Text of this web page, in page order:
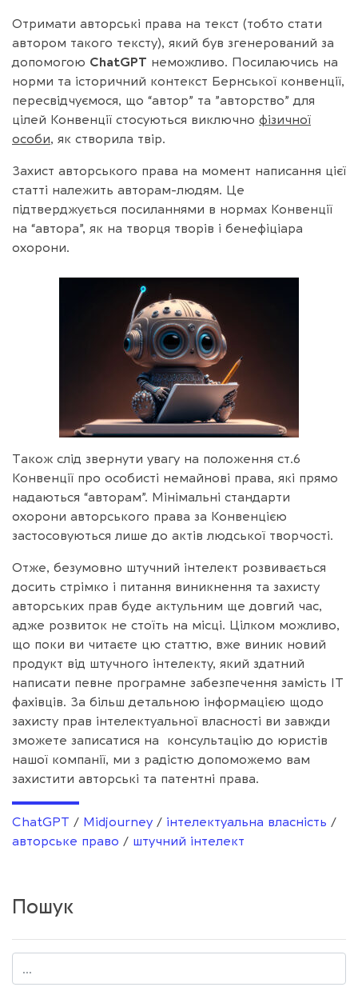
Отримати авторські права на текст (тобто стати
автором такого тексту), який був згенерований за
допомогою ChatGPT неможливо. Посилаючись на
норми та історичний контекст Бернської конвенції,
пересвідчуємося, що “автор” та ”авторство” для
цілей Конвенції стосуються виключно фізичної
особи, як створила твір.
Захист авторського права на момент написання цієї
статті належить авторам-людям. Це
підтверджується посиланнями в нормах Конвенції
на “автора”, як на творця творів і бенефіціара
охорони.
Також слід звернути увагу на положення ст.6
Конвенції про особисті немайнові права, які прямо
надаються “авторам”. Мінімальні стандарти
охорони авторського права за Конвенцією
застосовуються лише до актів людської творчості.
Отже, безумовно штучний інтелект розвивається
досить стрімко і питання виникнення та захисту
авторських прав буде актульним ще довгий час,
адже розвиток не стоїть на місці. Цілком можливо,
що поки ви читаєте цю статтю, вже виник новий
продукт від штучного інтелекту, який здатний
написати певне програмне забезпечення замість IT
фахівців. За більш детальною інформацією щодо
захисту прав інтелектуальної власності ви завжди
зможете записатися на консультацію до юристів
нашої компанії, ми з радістю допоможемо вам
захистити авторські та патентні права.
ChatGPT / Midjourney / інтелектуальна власність /
авторське право / штучний інтелект
Пошук